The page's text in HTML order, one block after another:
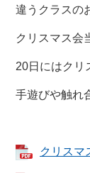
違うクラスの
クリスマス会
20日にはクリ
手遊びや触れ
クリスマ